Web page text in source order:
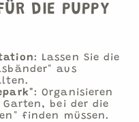
DIE PUPPY
: Lassen Sie die
aus
:Organisieren
Garten, bei der die
finden müssen.